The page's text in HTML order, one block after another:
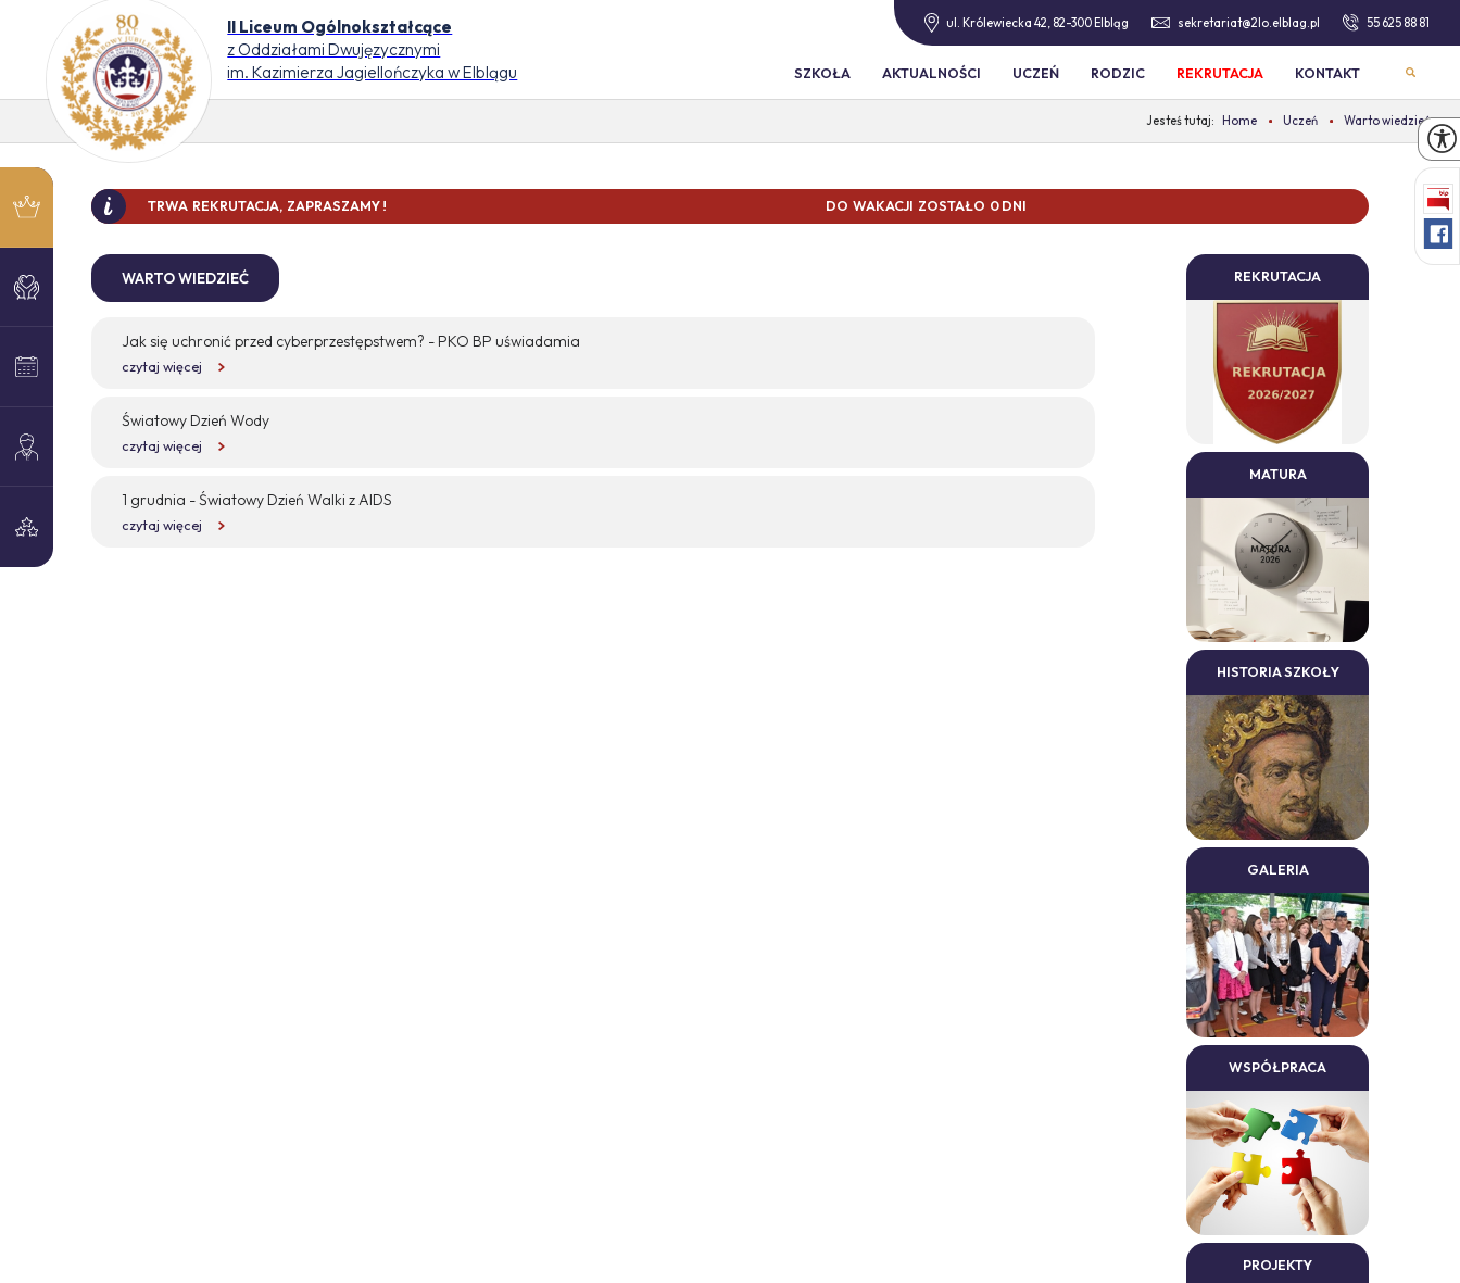
II Liceum Ogólnokształcące
z Oddziałami Dwujęzycznymi
im. Kazimierza Jagiellończyka w Elblągu
SZKOŁA AKTUALNOŚCI UCZEŃ RODZIC REKRUTACJA KONTAKT
ul. Królewiecka 42, 82-300 Elbląg sekretariat@2lo.elblag.pl 55 625 88 81
Home Uczeń Warto wiedzieć
TRWA REKRUTACJA, ZAPRASZAMY ! DO WAKACJI ZOSTAŁO 0 DNI
WARTO WIEDZIEĆ
Jak się uchronić przed cyberprzestępstwem? - PKO BP uświadamia
czytaj więcej
Światowy Dzień Wody
czytaj więcej
1 grudnia - Światowy Dzień Walki z AIDS
czytaj więcej
REKRUTACJA
MATURA
HISTORIA SZKOŁY
GALERIA
WSPÓŁPRACA
PROJEKTY